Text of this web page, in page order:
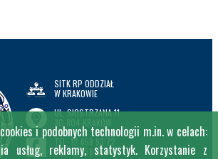
SITK RP ODDZIAŁ
W KRAKOWIE
UL. SIOSTRZANA 11
30-804 KRAKÓW
TEL. 12 658 93 72
TEL. 12 658 93 74
i podobnych technologii m.in. w celach:
usług, reklamy, statystyk. Korzystanie z